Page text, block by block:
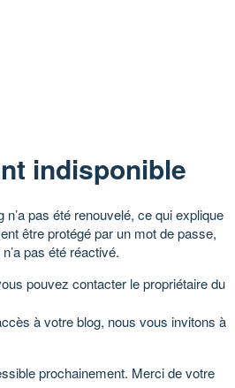
indisponible
pas été renouvelé, ce qui explique
être protégé par un mot de passe,
pas été réactivé.
pouvez contacter le propriétaire du
à votre blog, nous vous invitons à
prochainement. Merci de votre